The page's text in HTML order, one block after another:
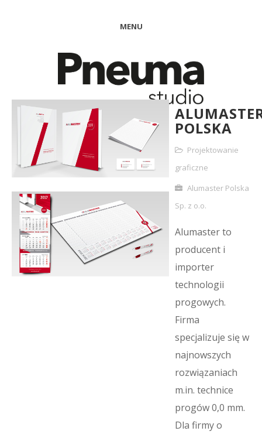
MENU
POLSKA
Projektowanie
graficzne
Alumaster Polska
Sp. z o.o.
Alumaster to
producent i
importer
technologii
progowych.
Firma
specjalizuje się w
najnowszych
rozwiązaniach
m.in. technice
progów 0,0 mm.
Dla firmy o